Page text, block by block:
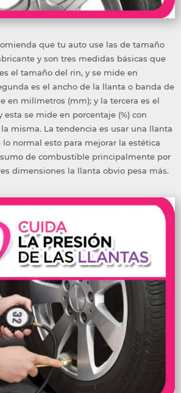
que tu auto use las de tamaño
y son tres medidas básicas que
el tamaño del rin, y se mide en
es el ancho de la llanta o banda de
en milímetros (mm); y la tercera es el
esta se mide en porcentaje (%) con
misma. La tendencia es usar una llanta
normal esto para mejorar la estética
de combustible principalmente por
dimensiones la llanta obvio pesa más.